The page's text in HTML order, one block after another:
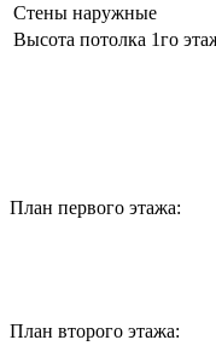
Стены наружные
Высота потолка 1го
План первого этажа:
План второго этажа: